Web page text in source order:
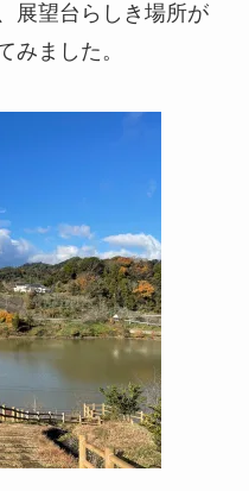
展望台らしき場所が
みました。